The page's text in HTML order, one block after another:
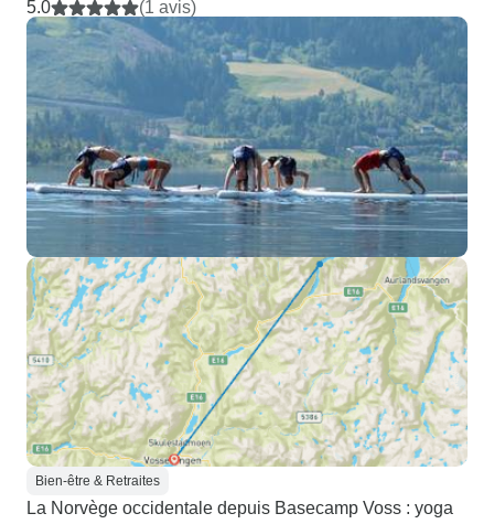
5.0 (1 avis)
Bien-être & Retraites
La Norvège occidentale depuis Basecamp Voss : yoga